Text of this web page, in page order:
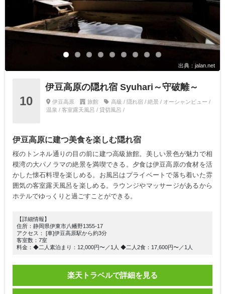
出典：jalan.net
10
伊豆高原の隠れ宿 Syuhari～守破離～
伊豆高原 旅館
高級 / 隠れ宿 / 絶景 / オーシャンビュー /
温泉 / 客室露天風呂 / 貸切風呂 /
伊豆高原に建つ美食を楽しむ隠れ宿
桜のトンネル通りの目の前に建つ高級旅館。美しい景色が魅力で相
模湾の大パノラマの絶景を満喫できる。夕食は伊豆高原の食材を活
かした懐石料理を楽しめる。お風呂はプライベートで落ち着いた雰
囲気の客室露天風呂を楽しめる。ラウンジやマッサージがあるから
ホテルでゆっくりと過ごすことができる。
【詳細情報】
住所：静岡県伊東市八幡野1355-17
アクセス： [車]伊豆高原駅から約3分
客室数：7室
料金：◆二人素泊まり：12,000円〜／1人 ◆二人2食：17,600円〜／1人
楽天トラベルで詳細を見る